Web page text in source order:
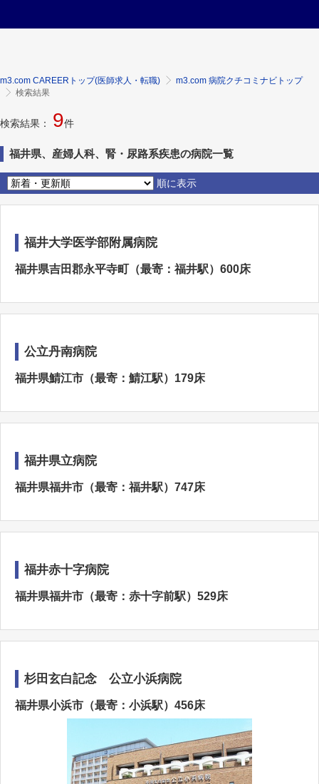
m3.com CAREERトップ(医師求人・転職)
m3.com 病院クチコミナビトップ
検索結果
検索結果： 9件
福井県、産婦人科、腎・尿路系疾患の病院一覧
順に表示
福井大学医学部附属病院
福井県吉田郡永平寺町（最寄：福井駅）600床
公立丹南病院
福井県鯖江市（最寄：鯖江駅）179床
福井県立病院
福井県福井市（最寄：福井駅）747床
福井赤十字病院
福井県福井市（最寄：赤十字前駅）529床
杉田玄白記念 公立小浜病院
福井県小浜市（最寄：小浜駅）456床